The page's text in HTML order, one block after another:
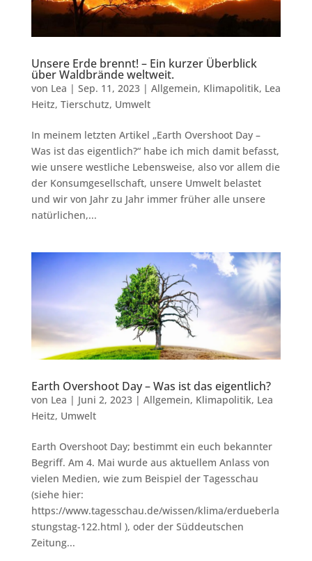
Unsere Erde brennt! – Ein kurzer Überblick
über Waldbrände weltweit.
von Lea | Sep. 11, 2023| Allgemein, Klimapolitik, Lea
Heitz, Tierschutz, Umwelt
In meinem letzten Artikel „Earth Overshoot Day –
Was ist das eigentlich?“ habe ich mich damit befasst,
wie unsere westliche Lebensweise, also vor allem die
der Konsumgesellschaft, unsere Umwelt belastet
und wir von Jahr zu Jahr immer früher alle unsere
natürlichen,...
Earth Overshoot Day – Was ist das eigentlich?
von Lea | Juni 2, 2023| Allgemein, Klimapolitik, Lea
Heitz, Umwelt
Earth Overshoot Day; bestimmt ein euch bekannter
Begriff. Am 4. Mai wurde aus aktuellem Anlass von
vielen Medien, wie zum Beispiel der Tagesschau
(siehe hier:
https://www.tagesschau.de/wissen/klima/erdueberla
stungstag-122.html ), oder der Süddeutschen
Zeitung...